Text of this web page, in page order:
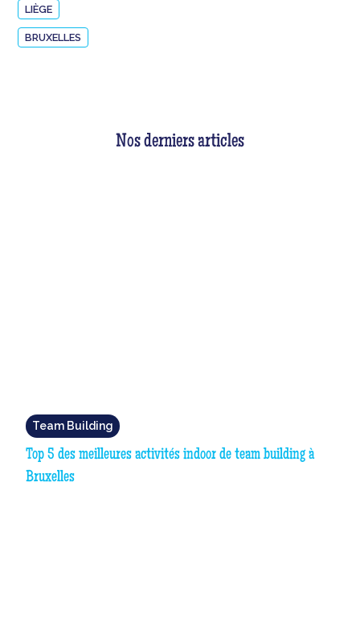
LIÈGE
BRUXELLES
Nos derniers articles
Team Building
Top 5 des meilleures activités indoor de team building à
Bruxelles